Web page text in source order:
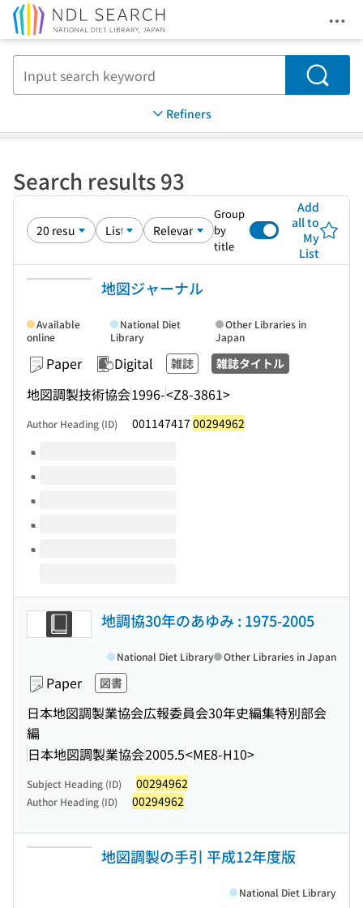
Search
Refiners
Search results 93
Group
by
title
Add
all to
My
List
地図ジャーナル
Paper Digital 雑誌 雑誌タイトル
地図調製技術協会1996-<Z8-3861>
Available
online
National Diet
Library
Other Libraries in
Japan
Author Heading (ID) 001147417 00294962
Volumes of this title
地調協30年のあゆみ : 1975-2005
Paper 図書
日本地図調製業協会広報委員会30年史編集特別部会
編
日本地図調製業協会2005.5<ME8-H10>
National Diet Library Other Libraries in Japan
Subject Heading (ID) 00294962
Author Heading (ID) 00294962
地図調製の手引 平成12年度版
National Diet Library